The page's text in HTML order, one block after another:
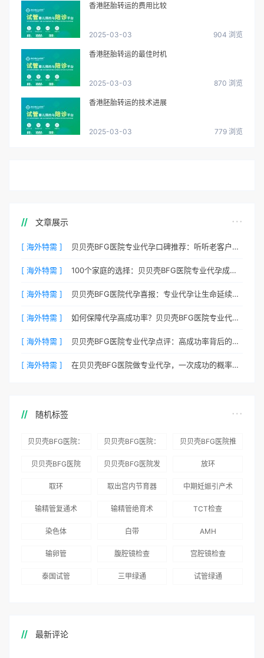
香港胚胎转运的费用比较
2025-03-03 904 浏览
香港胚胎转运的最佳时机
2025-03-03 870 浏览
香港胚胎转运的技术进展
2025-03-03 779 浏览
文章展示
[ 海外特需 ] 贝贝壳BFG医院专业代孕口碑推荐：听听老客户的真实评价
[ 海外特需 ] 100个家庭的选择：贝贝壳BFG医院专业代孕成功案例分享
[ 海外特需 ] 贝贝壳BFG医院代孕喜报：专业代孕让生命延续更简单
[ 海外特需 ] 如何保障代孕高成功率？贝贝壳BFG医院专业代孕方案解析
[ 海外特需 ] 贝贝壳BFG医院专业代孕点评：高成功率背后的医疗神话
[ 海外特需 ] 在贝贝壳BFG医院做专业代孕，一次成功的概率有多大？
随机标签
贝贝壳BFG医院：
务
贝贝壳BFG医院：
术”和“法律支持”
贝贝壳BFG医院推
贝贝壳BFG医院
贝贝壳BFG医院发
国版）》
放环
取环 取出宫内节育器 中期妊娠引产术
输精管复通术 输精管绝育术 TCT检查
染色体 白带 AMH
输卵管 腹腔镜检查 宫腔镜检查
泰国试管 三甲绿通 试管绿通
最新评论